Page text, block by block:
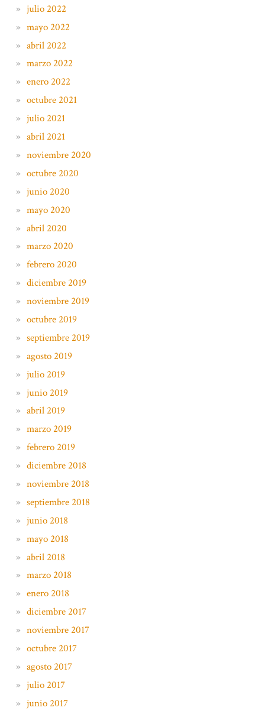
julio 2022
mayo 2022
abril 2022
marzo 2022
enero 2022
octubre 2021
julio 2021
abril 2021
noviembre 2020
octubre 2020
junio 2020
mayo 2020
abril 2020
marzo 2020
febrero 2020
diciembre 2019
noviembre 2019
octubre 2019
septiembre 2019
agosto 2019
julio 2019
junio 2019
abril 2019
marzo 2019
febrero 2019
diciembre 2018
noviembre 2018
septiembre 2018
junio 2018
mayo 2018
abril 2018
marzo 2018
enero 2018
diciembre 2017
noviembre 2017
octubre 2017
agosto 2017
julio 2017
junio 2017